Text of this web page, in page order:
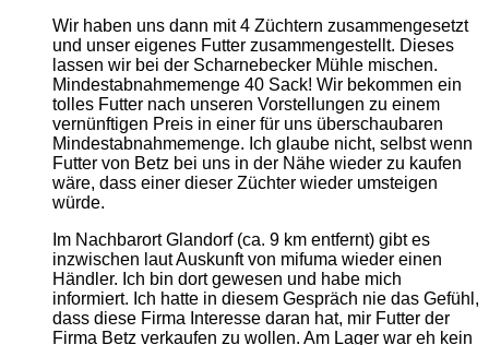
​Wir haben uns dann mit 4 Züchtern zusammengesetzt
und unser eigenes Futter zusammengestellt. Dieses
lassen wir bei der Scharnebecker Mühle mischen.
Mindestabnahmemenge 40 Sack! Wir bekommen ein
tolles Futter nach unseren Vorstellungen zu einem
vernünftigen Preis in einer für uns überschaubaren
Mindestabnahmemenge. Ich glaube nicht, selbst wenn
Futter von Betz bei uns in der Nähe wieder zu kaufen
wäre, dass einer dieser Züchter wieder umsteigen
würde.
​Im Nachbarort Glandorf (ca. 9 km entfernt) gibt es
inzwischen laut Auskunft von mifuma wieder einen
Händler. Ich bin dort gewesen und habe mich
informiert. Ich hatte in diesem Gespräch nie das Gefühl,
dass diese Firma Interesse daran hat, mir Futter der
Firma Betz verkaufen zu wollen. Am Lager war eh kein